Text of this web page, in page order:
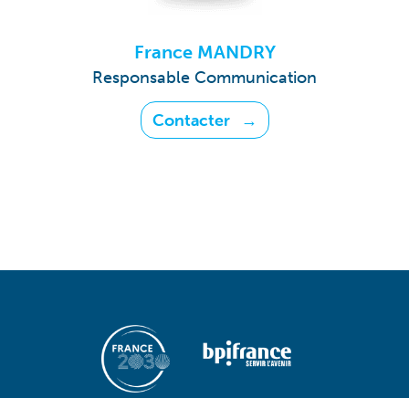
France MANDRY
Responsable Communication
Contacter